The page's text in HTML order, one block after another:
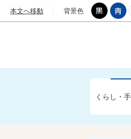
本文へ移動 背景色
くらし・